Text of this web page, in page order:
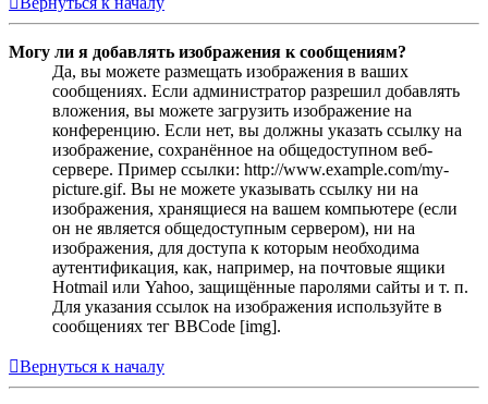
Могу ли я добавлять изображения к сообщениям?
Да, вы можете размещать изображения в ваших
сообщениях. Если администратор разрешил добавлять
вложения, вы можете загрузить изображение на
конференцию. Если нет, вы должны указать ссылку на
изображение, сохранённое на общедоступном веб-
сервере. Пример ссылки: http://www.example.com/my-
picture.gif. Вы не можете указывать ссылку ни на
изображения, хранящиеся на вашем компьютере (если
он не является общедоступным сервером), ни на
изображения, для доступа к которым необходима
аутентификация, как, например, на почтовые ящики
Hotmail или Yahoo, защищённые паролями сайты и т. п.
Для указания ссылок на изображения используйте в
сообщениях тег BBCode [img].
Вернуться к началу